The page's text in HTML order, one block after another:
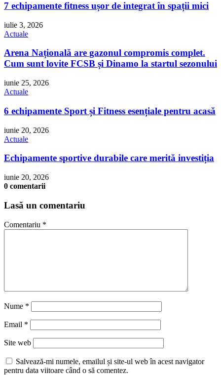
7 echipamente fitness ușor de integrat în spații mici
iulie 3, 2026
Actuale
Arena Națională are gazonul compromis complet.
Cum sunt lovite FCSB și Dinamo la startul sezonului
iunie 25, 2026
Actuale
6 echipamente Sport și Fitness esențiale pentru acasă
iunie 20, 2026
Actuale
Echipamente sportive durabile care merită investiția
iunie 20, 2026
0 comentarii
Lasă un comentariu
Comentariu *
Nume *
Email *
Site web
Salvează-mi numele, emailul și site-ul web în acest navigator
pentru data viitoare când o să comentez.